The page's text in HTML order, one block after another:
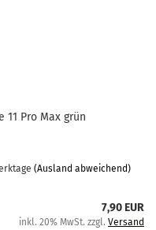
Pro Max grün
(Ausland abweichend)
7,90 EUR
inkl. 20% MwSt. zzgl. Versand